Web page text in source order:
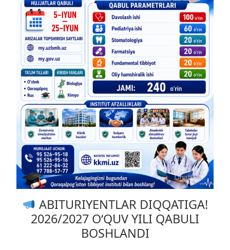
ABITURIYENTLAR DIQQATIGA!
2026/2027 O‘QUV YILI QABULI
BOSHLANDI